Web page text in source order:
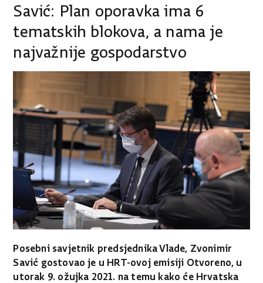
Savić: Plan oporavka ima 6
tematskih blokova, a nama je
najvažnije gospodarstvo
Posebni savjetnik predsjednika Vlade, Zvonimir
Savić gostovao je u HRT-ovoj emisiji Otvoreno, u
utorak 9. ožujka 2021. na temu kako će Hrvatska